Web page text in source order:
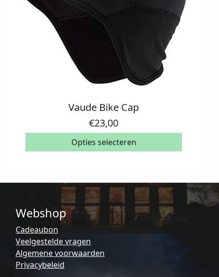
Vaude Bike Cap
€23,00
Opties selecteren
heeft
variaties.
worden
op
de
productpagina
Webshop
Cadeaubon
Veelgestelde vragen
Algemene voorwaarden
Privacybeleid